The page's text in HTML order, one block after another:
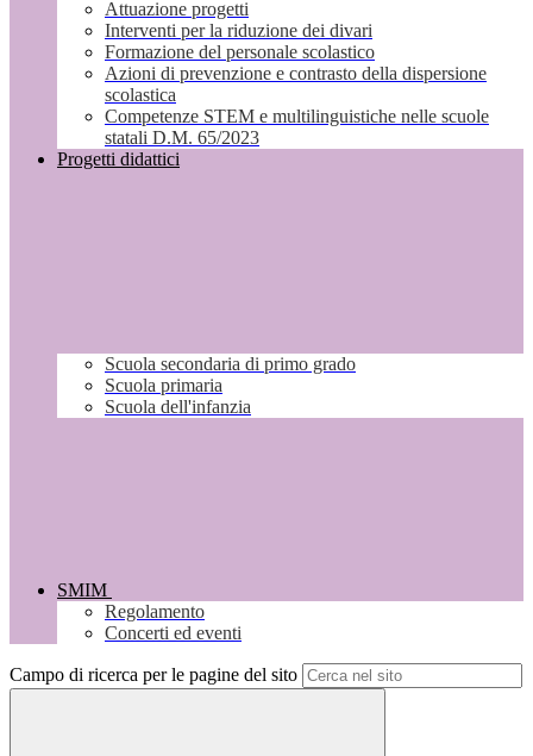
Attuazione progetti
Interventi per la riduzione dei divari
Formazione del personale scolastico
Azioni di prevenzione e contrasto della dispersione
scolastica
Competenze STEM e multilinguistiche nelle scuole
statali D.M. 65/2023
Progetti didattici
Scuola secondaria di primo grado
Scuola primaria
Scuola dell'infanzia
SMIM
Regolamento
Concerti ed eventi
Campo di ricerca per le pagine del sito